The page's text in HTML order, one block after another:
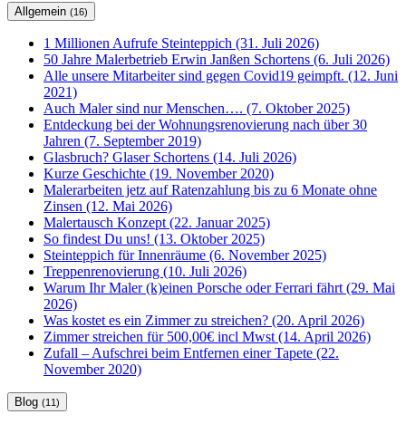
Allgemein (16)
1 Millionen Aufrufe Steinteppich (31. Juli 2026)
50 Jahre Malerbetrieb Erwin Janßen Schortens (6. Juli 2026)
Alle unsere Mitarbeiter sind gegen Covid19 geimpft. (12. Juni
2021)
Auch Maler sind nur Menschen…. (7. Oktober 2025)
Entdeckung bei der Wohnungsrenovierung nach über 30
Jahren (7. September 2019)
Glasbruch? Glaser Schortens (14. Juli 2026)
Kurze Geschichte (19. November 2020)
Malerarbeiten jetz auf Ratenzahlung bis zu 6 Monate ohne
Zinsen (12. Mai 2026)
Malertausch Konzept (22. Januar 2025)
So findest Du uns! (13. Oktober 2025)
Steinteppich für Innenräume (6. November 2025)
Treppenrenovierung (10. Juli 2026)
Warum Ihr Maler (k)einen Porsche oder Ferrari fährt (29. Mai
2026)
Was kostet es ein Zimmer zu streichen? (20. April 2026)
Zimmer streichen für 500,00€ incl Mwst (14. April 2026)
Zufall – Aufschrei beim Entfernen einer Tapete (22.
November 2020)
Blog (11)